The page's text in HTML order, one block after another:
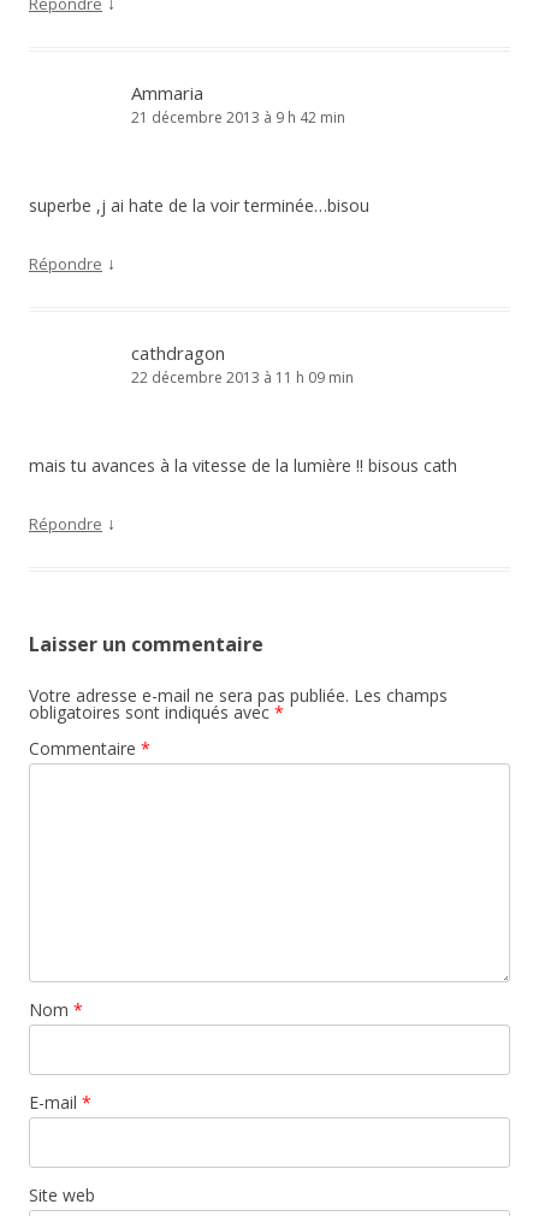
Ammaria
21 décembre 2013 à 9 h 42 min
superbe ,j ai hate de la voir terminée…bisou
Répondre ↓
cathdragon
22 décembre 2013 à 11 h 09 min
mais tu avances à la vitesse de la lumière !! bisous cath
Répondre ↓
Laisser un commentaire
Votre adresse e-mail ne sera pas publiée. Les champs
obligatoires sont indiqués avec *
Commentaire *
Nom *
E-mail *
Site web